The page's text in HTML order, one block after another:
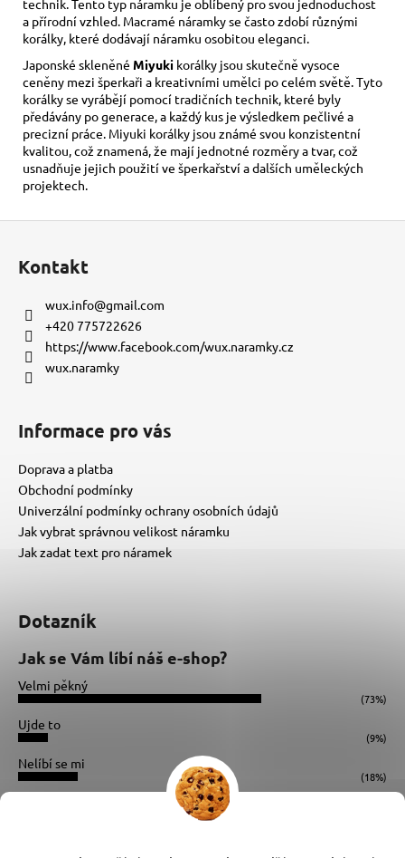
a přírodní vzhled. Macramé náramky se často zdobí různými
korálky, které dodávají náramku osobitou eleganci.
Japonské skleněné Miyuki korálky jsou skutečně vysoce
ceněny mezi šperkaři a kreativními umělci po celém světě. Tyto
korálky se vyrábějí pomocí tradičních technik, které byly
předávány po generace, a každý kus je výsledkem pečlivé a
precizní práce. Miyuki korálky jsou známé svou konzistentní
kvalitou, což znamená, že mají jednotné rozměry a tvar, což
usnadňuje jejich použití ve šperkařství a dalších uměleckých
projektech.
Kontakt
wux.info@gmail.com
+420 775722626
https://www.facebook.com/wux.naramky.cz
wux.naramky
Informace pro vás
Doprava a platba
Obchodní podmínky
Univerzální podmínky ochrany osobních údajů
Jak vybrat správnou velikost náramku
Jak zadat text pro náramek
Dotazník
Jak se Vám líbí náš e-shop?
Velmi pěkný
(73%)
Ujde to
(9%)
Nelíbí se mi
(18%)